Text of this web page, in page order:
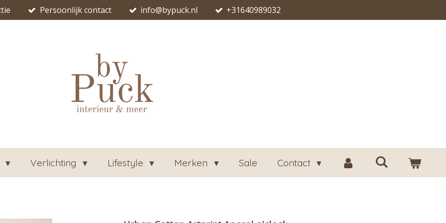
Persoonlijk contact info@bypuck.nl +31640989032
Verlichting Lifestyle Merken Sale Contact